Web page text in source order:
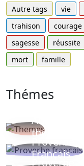
Autre tags vie
trahison
courage
sagesse
réussite
mort
famille
Thémes
Autres
thèmes
Proverbe
Français
Proverbe